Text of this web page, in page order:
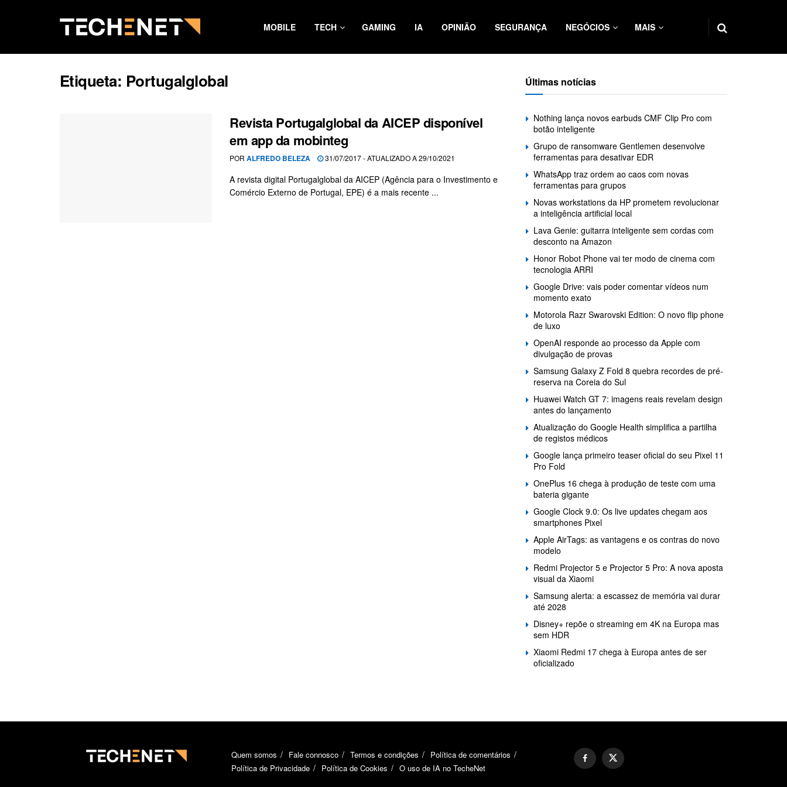
MOBILE TECH GAMING IA OPINIÃO SEGURANÇA NEGÓCIOS MAIS
Etiqueta: Portugalglobal
Revista Portugalglobal da AICEP disponível
em app da mobinteg
POR ALFREDO BELEZA 31/07/2017 - ATUALIZADO A 29/10/2021
A revista digital Portugalglobal da AICEP (Agência para o Investimento e
Comércio Externo de Portugal, EPE) é a mais recente ...
Últimas notícias
Nothing lança novos earbuds CMF Clip Pro com
botão inteligente
Grupo de ransomware Gentlemen desenvolve
ferramentas para desativar EDR
WhatsApp traz ordem ao caos com novas
ferramentas para grupos
Novas workstations da HP prometem revolucionar
a inteligência artificial local
Lava Genie: guitarra inteligente sem cordas com
desconto na Amazon
Honor Robot Phone vai ter modo de cinema com
tecnologia ARRI
Google Drive: vais poder comentar vídeos num
momento exato
Motorola Razr Swarovski Edition: O novo flip phone
de luxo
OpenAI responde ao processo da Apple com
divulgação de provas
Samsung Galaxy Z Fold 8 quebra recordes de pré-
reserva na Coreia do Sul
Huawei Watch GT 7: imagens reais revelam design
antes do lançamento
Atualização do Google Health simplifica a partilha
de registos médicos
Google lança primeiro teaser oficial do seu Pixel 11
Pro Fold
OnePlus 16 chega à produção de teste com uma
bateria gigante
Google Clock 9.0: Os live updates chegam aos
smartphones Pixel
Apple AirTags: as vantagens e os contras do novo
modelo
Redmi Projector 5 e Projector 5 Pro: A nova aposta
visual da Xiaomi
Samsung alerta: a escassez de memória vai durar
até 2028
Disney+ repõe o streaming em 4K na Europa mas
sem HDR
Xiaomi Redmi 17 chega à Europa antes de ser
oficializado
Quem somos Fale connosco Termos e condições
Política de comentários
Política de Privacidade
Política de Cookies O uso de IA no TecheNet